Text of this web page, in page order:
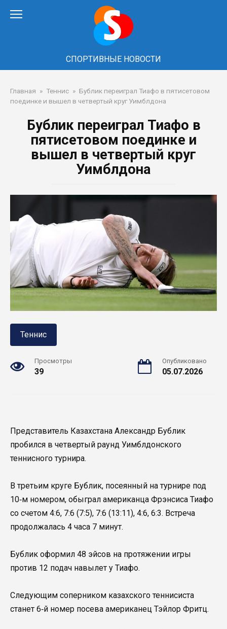
СПОРТИВНЫЕ НОВОСТИ
Главная » Теннис » Бублик переиграл Тиафо в пятисетовом
поединке и вышел в четвертый круг Уимблдона
Бублик переиграл Тиафо в
пятисетовом поединке и
вышел в четвертый круг
Уимблдона
Теннис
Просмотры
39
Опубликовано
05.07.2026
Представитель Казахстана Александр Бублик
пробился в четвертый раунд Уимблдонского
теннисного турнира.
В третьим круге Бублик, посеянный на турнире под
10‑м номером, обыграл американца Фрэнсиса Тиафо
со счетом 4:6, 7:6 (7:5), 7:6 (13:11), 4:6, 6:3. Встреча
продолжалась 4 часа 7 минут.
Бублик оформил 48 эйсов на протяжении игры
против 12 подач навылет у Тиафо.
Следующим соперником казахского теннисиста
станет 6‑й номер посева американец Тэйлор Фритц.